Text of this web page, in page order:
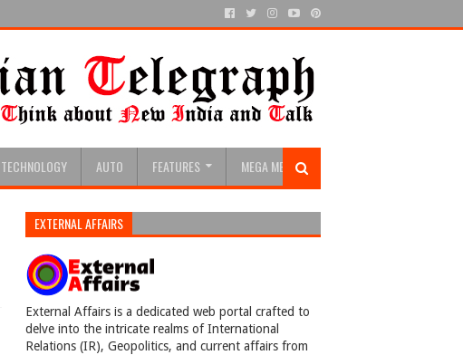
TECHNOLOGY AUTO FEATURES MEGA MENU
EXTERNAL AFFAIRS
External Affairs is a dedicated web portal crafted to
delve into the intricate realms of International
Relations (IR), Geopolitics, and current affairs from